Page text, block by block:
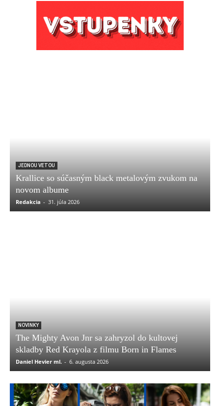
JEDNOU VETOU
Krallice so súčasným black metalovým zvukom na
novom albume
Redakcia - 31. júla 2026
NOVINKY
The Mighty Avon Jnr sa zahryzol do kultovej
skladby Red Krayola z filmu Born in Flames
Daniel Hevier ml. - 6. augusta 2026